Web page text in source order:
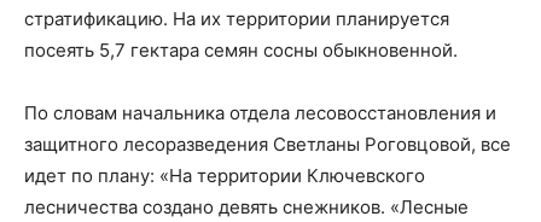
стратификацию. На их территории планируется
посеять 5,7 гектара семян сосны обыкновенной.
По словам начальника отдела лесовосстановления и
защитного лесоразведения Светланы Роговцовой, все
идет по плану: «На территории Ключевского
лесничества создано девять снежников. «Лесные